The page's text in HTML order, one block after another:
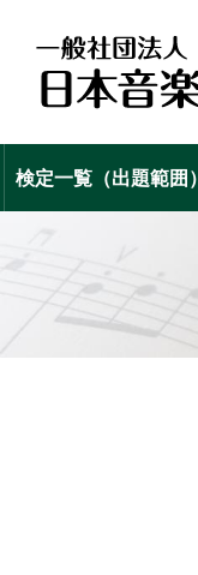
検定一覧（出題範囲）